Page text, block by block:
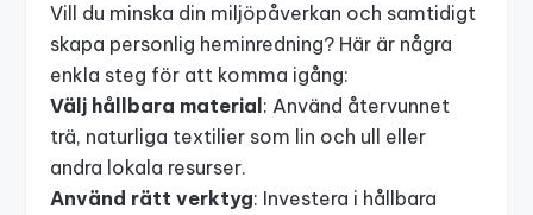
Vill du minska din miljöpåverkan och samtidigt
skapa personlig heminredning? Här är några
enkla steg för att komma igång:
Välj hållbara material : Använd återvunnet
trä, naturliga textilier som lin och ull eller
andra lokala resurser.
Använd rätt verktyg: Investera i hållbara